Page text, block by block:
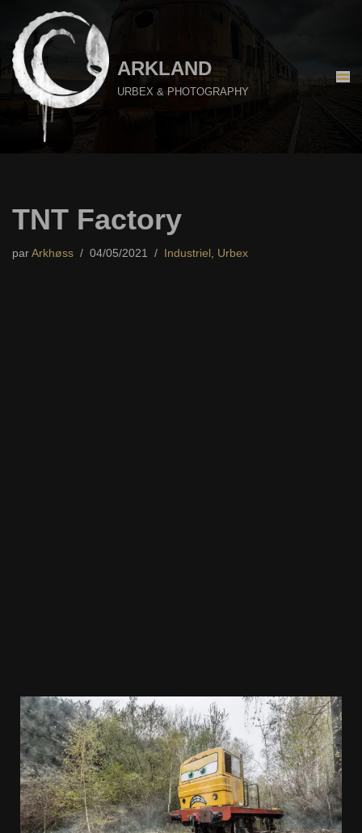
Aller
au
contenu
ARKLAND
URBEX & PHOTOGRAPHY
TNT Factory
par Arkhøss 04/05/2021 Industriel , Urbex